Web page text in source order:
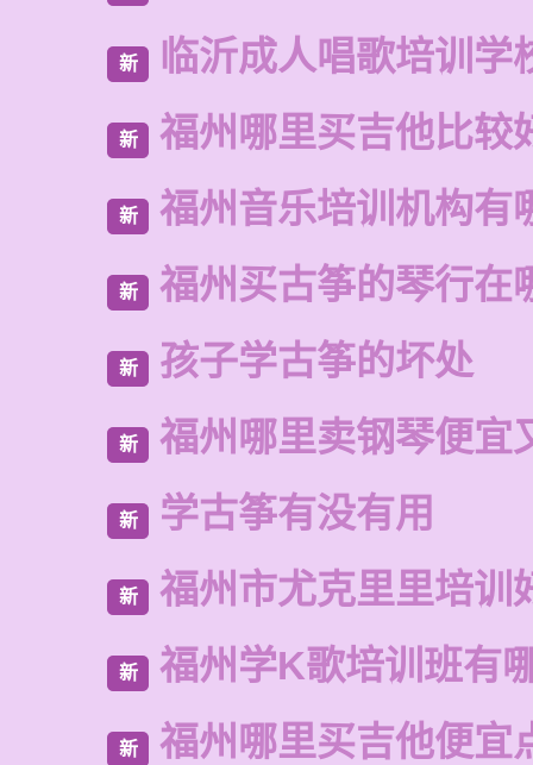
新 临沂成人唱歌培训学
新 福州哪里买吉他比较
新 福州音乐培训机构有
新 福州买古筝的琴行在
新 孩子学古筝的坏处
新 福州哪里卖钢琴便宜
新 学古筝有没有用
新 福州市尤克里里培训
新 福州学K歌培训班有
新 福州哪里买吉他便宜